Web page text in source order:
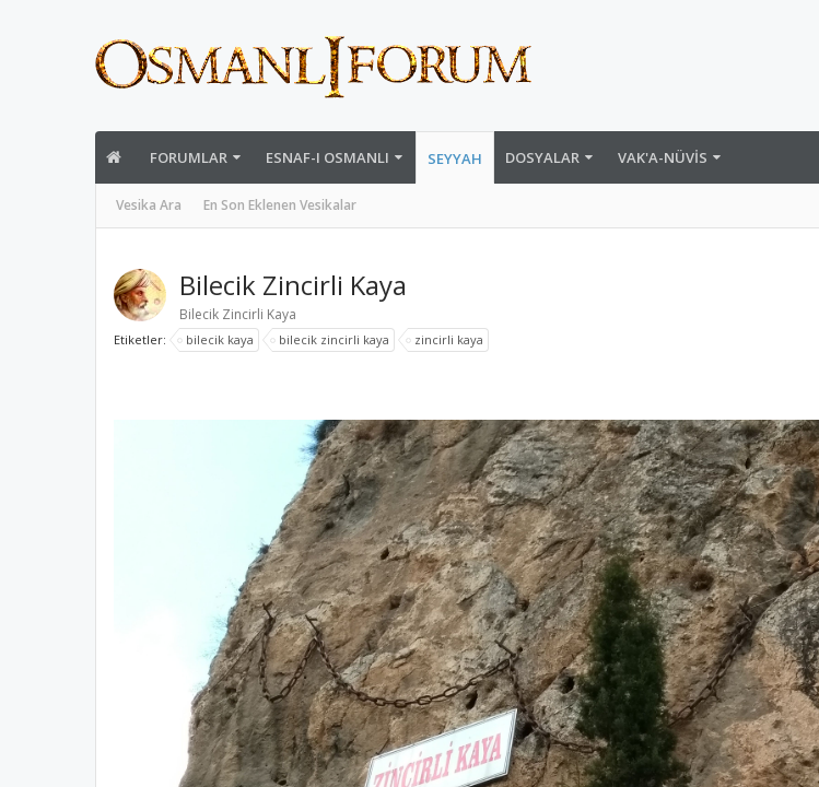
FORUMLAR ESNAF-I OSMANLI SEYYAH
Vesika Ara En Son Eklenen Vesikalar
DOSYALAR VAK'A-NÜVIS
Bilecik Zincirli Kaya
Bilecik Zincirli Kaya
Etiketler: bilecik kaya bilecik zincirli kaya zincirli kaya